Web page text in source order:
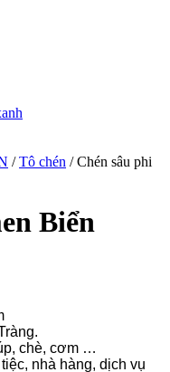
/Tô chén / Chén sâu phi
Biển
chè, cơm …
nhà hàng, dịch vụ